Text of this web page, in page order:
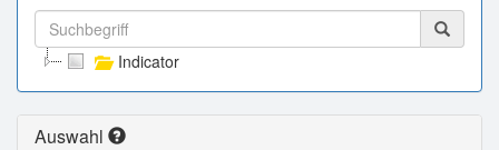
Indicator
Auswahl